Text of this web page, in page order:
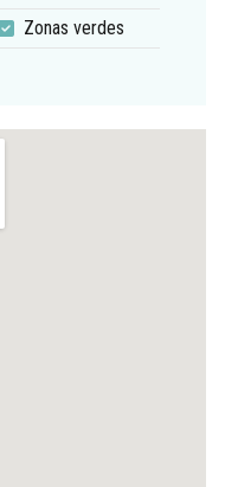
Zonas verdes